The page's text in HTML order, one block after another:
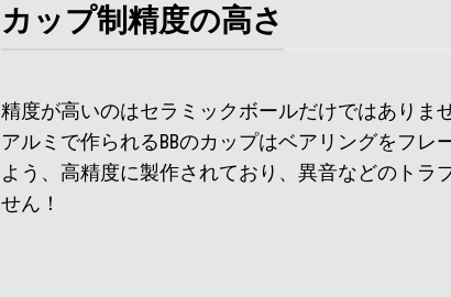
カップ制精度の高さ
精度が高いのはセラミックボールだけではありま
アルミで作られるBBのカップはベアリングをフレ
よう、高精度に製作されており、異音などのトラ
せん！